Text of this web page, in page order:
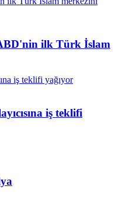
ilk Türk İslam
iş teklifi